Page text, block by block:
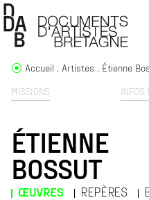
MISSIONS INFOS
Accueil Artistes Étienne
ÉTIENNE
BOSSUT
ŒUVRES REPÈRES